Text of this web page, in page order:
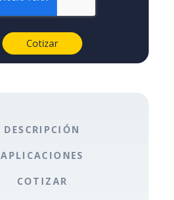
DESCRIPCIÓN
APLICACIONES
COTIZAR